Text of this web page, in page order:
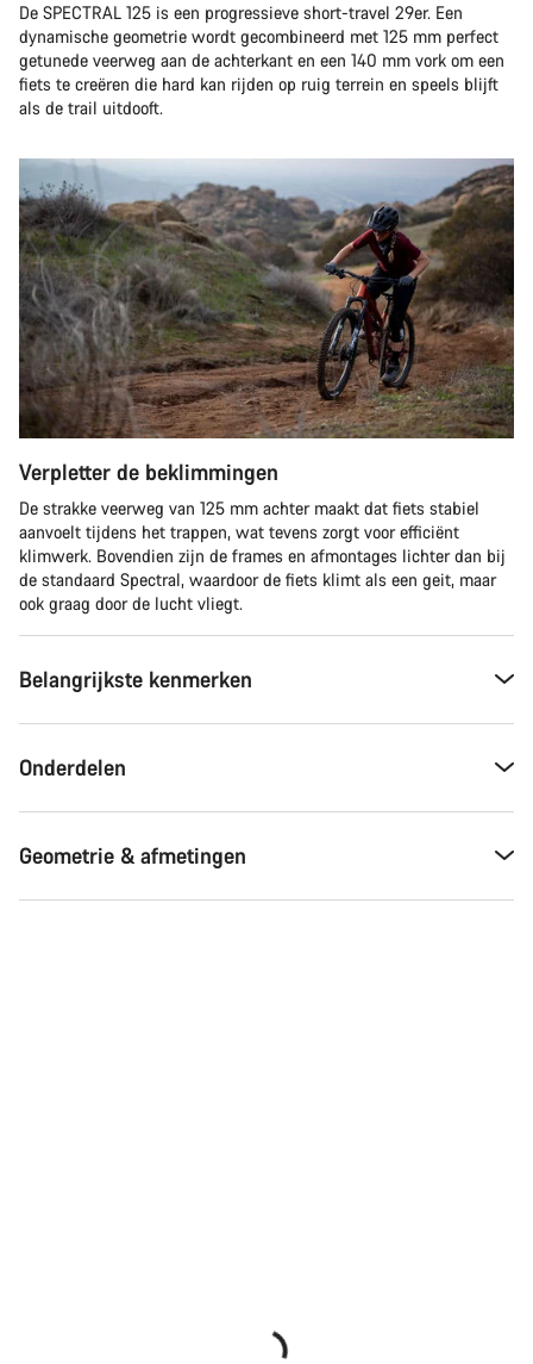
De SPECTRAL 125 is een progressieve short-travel 29er. Een
dynamische geometrie wordt gecombineerd met 125 mm perfect
getunede veerweg aan de achterkant en een 140 mm vork om een
fiets te creëren die hard kan rijden op ruig terrein en speels blijft
als de trail uitdooft.
Verpletter de beklimmingen
De strakke veerweg van 125 mm achter maakt dat fiets stabiel
aanvoelt tijdens het trappen, wat tevens zorgt voor efficiënt
klimwerk. Bovendien zijn de frames en afmontages lichter dan bij
de standaard Spectral, waardoor de fiets klimt als een geit, maar
ook graag door de lucht vliegt.
Belangrijkste kenmerken
Onderdelen
Geometrie & afmetingen